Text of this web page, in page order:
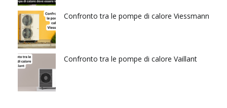
Confronto tra le pompe di calore Viessmann
Confronto tra le pompe di calore Vaillant